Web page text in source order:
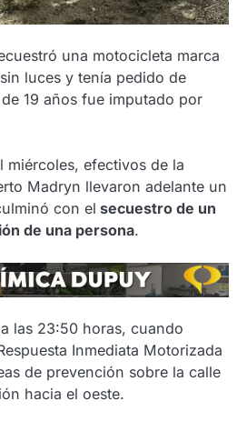
una motocicleta marca
luces y tenía pedido de
19 años fue imputado por
miércoles, efectivos de la
Madryn llevaron adelante un
con el secuestro de un
de una persona.
las 23:50 horas, cuando
Inmediata Motorizada
de prevención sobre la calle
hacia el oeste.